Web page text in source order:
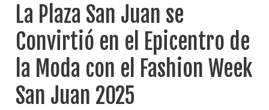
La Plaza San Juan se
Convirtió en el Epicentro de
la Moda con el Fashion Week
San Juan 2025